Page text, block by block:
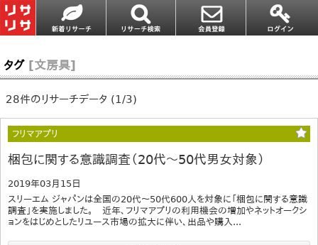
タグ [文房具]
28件のリサーチデータ (1/3)
フリマアプリ
梱包に関する意識調査（20代～50代男女対象）
2019年03月15日
スリーエム ジャパンは全国の20代～50代600人を対象に「梱包に関する意識
調査」を実施しました。 近年、フリマアプリの利用機会の増加やネットオークシ
ョンをはじめとしたリユース市場の拡大に伴い、出品や購入...